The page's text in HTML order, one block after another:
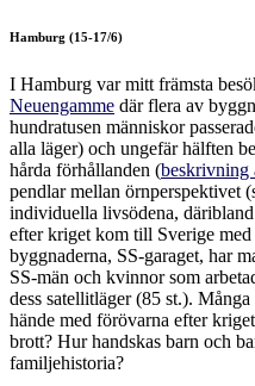
Hamburg (15-17/6)
I Hamburg var mitt främsta
Neuengamme där flera av
hundratusen människor
alla läger) och ungefär hälften
hårda förhållanden (beskrivning
pendlar mellan örnperspektivet
individuella livsödena,
efter kriget kom till Sverige med
byggnaderna, SS-garaget, har
SS-män och kvinnor som
dess satellitläger (85 st.).
hände med förövarna efter
brott? Hur handskas barn och
familjehistoria?